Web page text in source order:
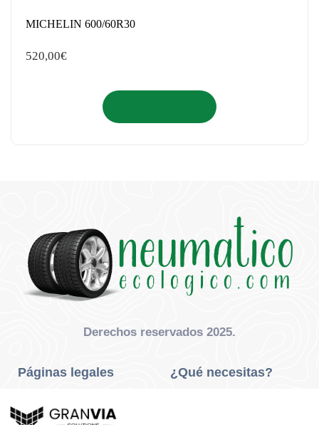
MICHELIN 600/60R30
520,00€
Derechos reservados 2025.
Páginas legales
Privacidad Y Cookies
¿Qué necesitas?